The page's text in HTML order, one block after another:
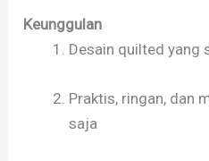
Keunggulan
Desain quilted yang
Praktis, ringan, dan
saja